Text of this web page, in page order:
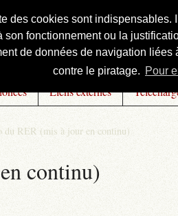
des cookies sont
fonctionnement ou la
de données de navigation
contre le piratage. Pour
Liens externes
du RER (mis à jour en continu)
continu)